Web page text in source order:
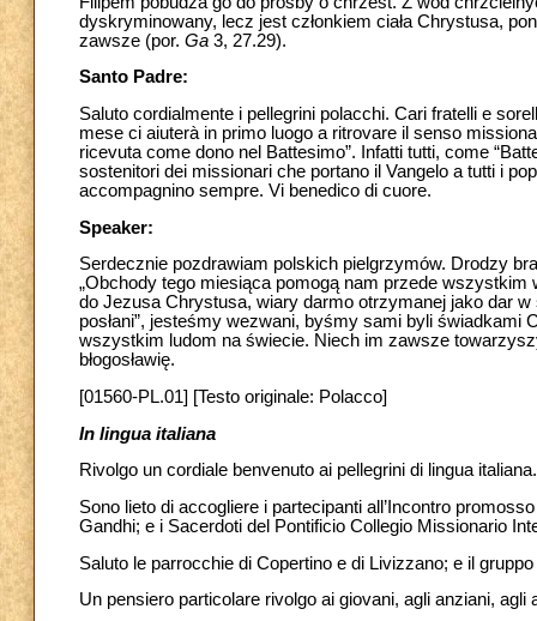
dyskryminowany, lecz jest członkiem ciała Chrystusa,
zawsze (por. Ga 3, 27.29).
Santo Padre:
Saluto cordialmente i pellegrini polacchi. Cari fratelli e
mese ci aiuterà in primo luogo a ritrovare il senso
ricevuta come dono nel Battesimo”. Infatti tutti, come
sostenitori dei missionari che portano il Vangelo a tutti i
accompagnino sempre. Vi benedico di cuore.
Speaker:
Serdecznie pozdrawiam polskich pielgrzymów. Drodzy
„Obchody tego miesiąca pomogą nam przede
do Jezusa Chrystusa, wiary darmo otrzymanej jako dar
posłani”, jesteśmy wezwani, byśmy sami byli
wszystkim ludom na świecie. Niech im zawsze
błogosławię.
[01560-PL.01] [Testo originale: Polacco]
In lingua italiana
Rivolgo un cordiale benvenuto ai pellegrini di lingua italiana.
Sono lieto di accogliere i partecipanti all’Incontro
Gandhi; e i Sacerdoti del Pontificio Collegio Missionario
Saluto le parrocchie di Copertino e di Livizzano; e il
Un pensiero particolare rivolgo ai giovani, agli anziani, agli